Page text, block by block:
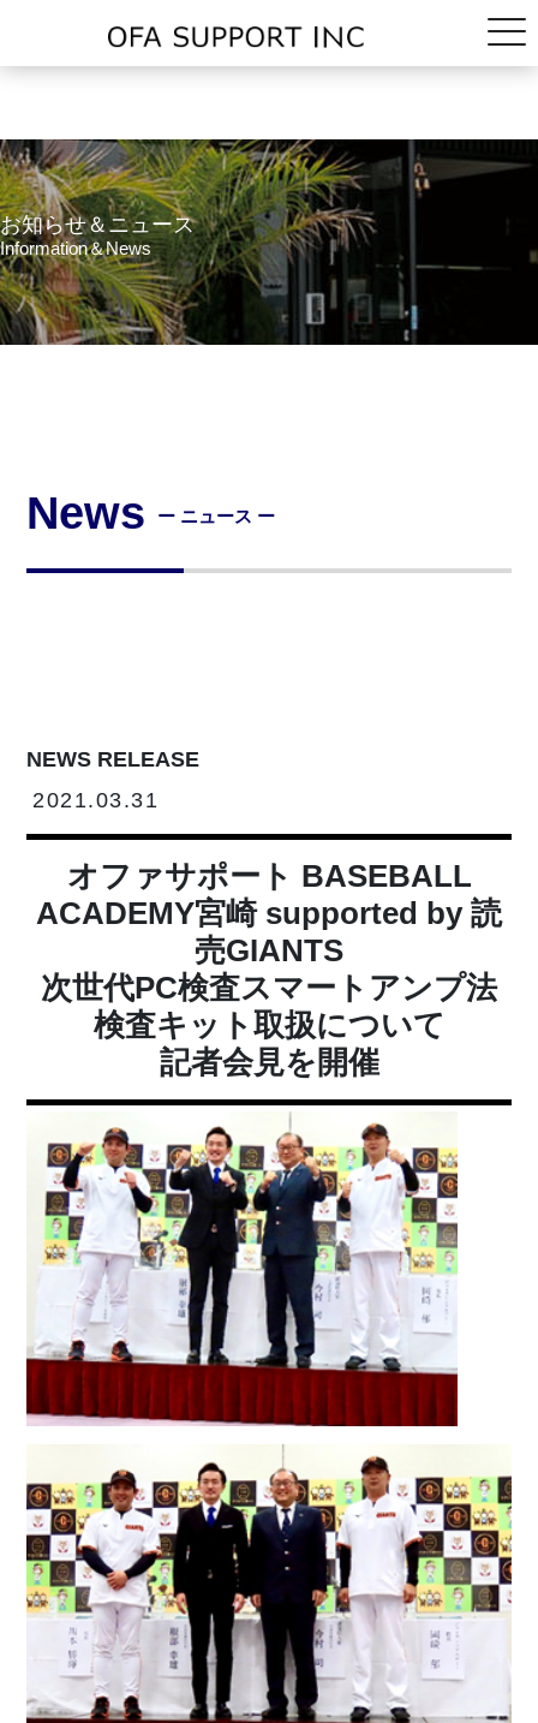
お知らせ＆ニュース
Information＆News
News ー ニュース ー
NEWS RELEASE
2021.03.31
オファサポート BASEBALL
ACADEMY宮崎 supported by 読
売GIANTS
次世代PC検査スマートアンプ法
検査キット取扱について
記者会見を開催